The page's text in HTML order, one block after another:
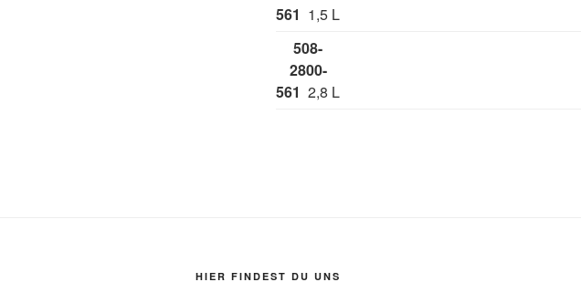
561 1,5 L
508-
2800-
5612,8 L
HIER FINDEST DU UNS